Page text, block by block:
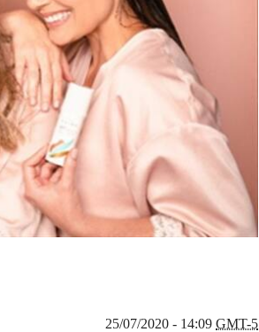
25/07/2020 - 14:09 GMT-5